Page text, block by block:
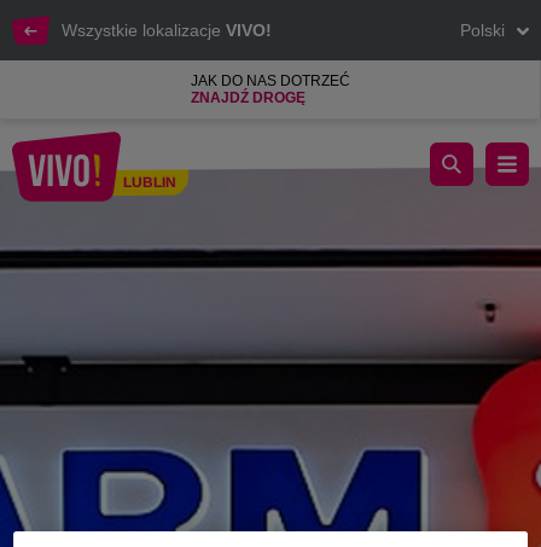
Wszystkie lokalizacje VIVO! Polski
JAK DO NAS DOTRZEĆ
ZNAJDŹ DROGĘ
LUBLIN
Wasze ulubione kosmetyki do kompleksowej pielęgnacji.